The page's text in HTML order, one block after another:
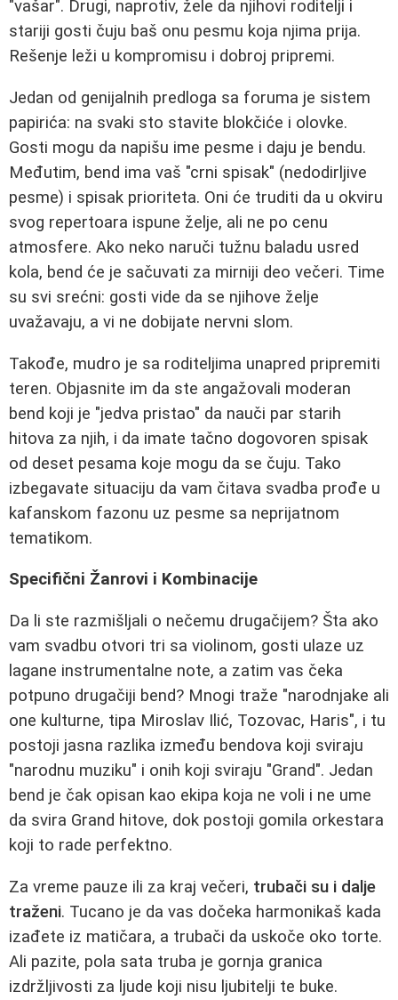
"vašar". Drugi, naprotiv, žele da njihovi roditelji i
stariji gosti čuju baš onu pesmu koja njima prija.
Rešenje leži u kompromisu i dobroj pripremi.
Jedan od genijalnih predloga sa foruma je sistem
papirića: na svaki sto stavite blokčiće i olovke.
Gosti mogu da napišu ime pesme i daju je bendu.
Međutim, bend ima vaš "crni spisak" (nedodirljive
pesme) i spisak prioriteta. Oni će truditi da u okviru
svog repertoara ispune želje, ali ne po cenu
atmosfere. Ako neko naruči tužnu baladu usred
kola, bend će je sačuvati za mirniji deo večeri. Time
su svi srećni: gosti vide da se njihove želje
uvažavaju, a vi ne dobijate nervni slom.
Takođe, mudro je sa roditeljima unapred pripremiti
teren. Objasnite im da ste angažovali moderan
bend koji je "jedva pristao" da nauči par starih
hitova za njih, i da imate tačno dogovoren spisak
od deset pesama koje mogu da se čuju. Tako
izbegavate situaciju da vam čitava svadba prođe u
kafanskom fazonu uz pesme sa neprijatnom
tematikom.
Specifični Žanrovi i Kombinacije
Da li ste razmišljali o nečemu drugačijem? Šta ako
vam svadbu otvori tri sa violinom, gosti ulaze uz
lagane instrumentalne note, a zatim vas čeka
potpuno drugačiji bend? Mnogi traže "narodnjake ali
one kulturne, tipa Miroslav Ilić, Tozovac, Haris", i tu
postoji jasna razlika između bendova koji sviraju
"narodnu muziku" i onih koji sviraju "Grand". Jedan
bend je čak opisan kao ekipa koja ne voli i ne ume
da svira Grand hitove, dok postoji gomila orkestara
koji to rade perfektno.
Za vreme pauze ili za kraj večeri, trubači su i dalje
traženi. Tucano je da vas dočeka harmonikaš kada
izađete iz matičara, a trubači da uskoče oko torte.
Ali pazite, pola sata truba je gornja granica
izdržljivosti za ljude koji nisu ljubitelji te buke.